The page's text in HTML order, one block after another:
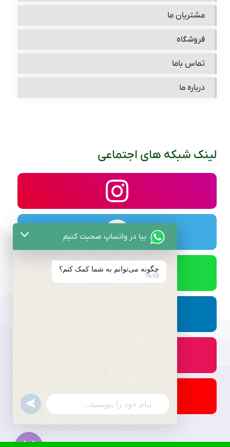
مشتریان ما
فروشگاه
تماس باما
درباره ما
لینک شبکه های اجتماعی
بیا در واتساپ صحبت کنیم
چگونه می‌توانم به شما کمک کنم؟
16:53
WhatsApp
Message
undefined